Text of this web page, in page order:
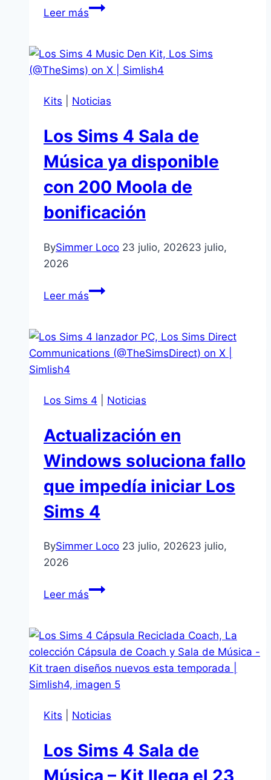
Leer másSet
el
Mercado
Los
4:
y
pisos
nuevos
Kits Noticias
Los Sims 4 Sala de
Música ya disponible
con 200 Moola de
bonificación
BySimmer Loco 23 julio, 202623 julio,
2026
Leer másLos
Sala
de
disponible
200
de
bonificación
Los Sims 4 Noticias
Actualización en
Windows soluciona fallo
que impedía iniciar Los
Sims 4
BySimmer Loco 23 julio, 202623 julio,
2026
Leer másActualización
soluciona
fallo
que
impedía
Los
4
Kits Noticias
Los Sims 4 Sala de